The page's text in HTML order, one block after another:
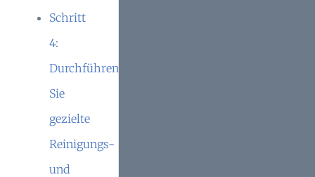
Schritt
4:
Durchführen
Sie
gezielte
Reinigungs-
und